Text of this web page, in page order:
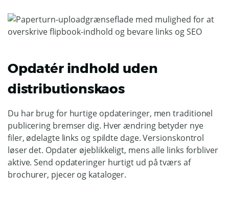
Opdatér indhold uden
distributionskaos
Du har brug for hurtige opdateringer, men traditionel
publicering bremser dig. Hver ændring betyder nye
filer, ødelagte links og spildte dage. Versionskontrol
løser det. Opdater øjeblikkeligt, mens alle links forbliver
aktive. Send opdateringer hurtigt ud på tværs af
brochurer, pjecer og kataloger.